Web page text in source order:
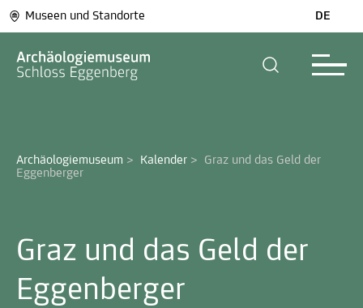
Museen und Standorte DE
Archäologiemuseum > Kalender > Graz und das Geld der
Eggenberger
Graz und das Geld der
Eggenberger